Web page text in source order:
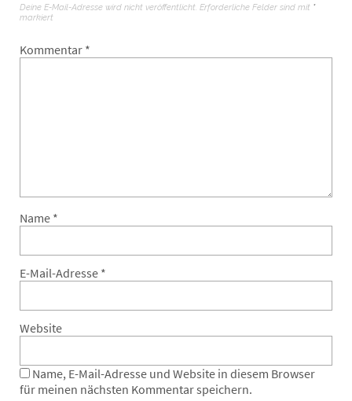
Deine E-Mail-Adresse wird nicht veröffentlicht. Erforderliche Felder sind mit *
markiert
Kommentar *
Name *
E-Mail-Adresse *
Website
Name, E-Mail-Adresse und Website in diesem Browser
für meinen nächsten Kommentar speichern.